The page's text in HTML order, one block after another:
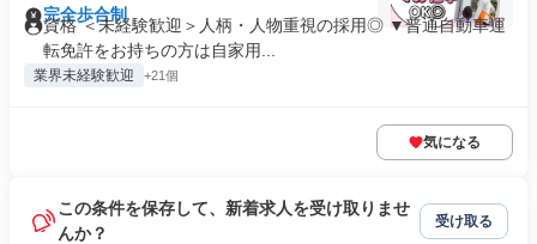
完全歩合制
資格 ＜未経験歓迎＞人柄・人物重視の採用◎ ▼普通自動車運
転免許をお持ちの方は自家用...
業界未経験歓迎 +21個
気になる
この条件を保存して、新着求人を受け取りませ
んか？
受け取る